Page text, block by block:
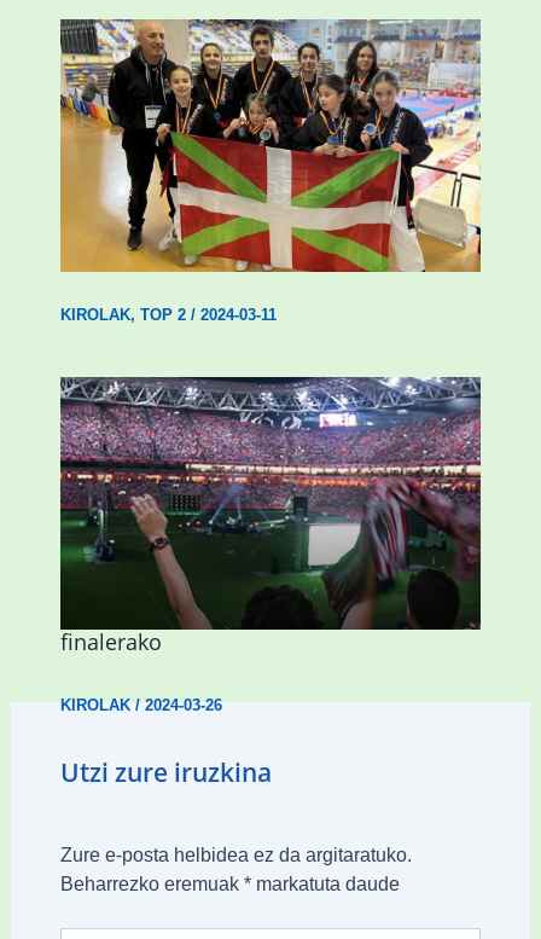
Wadokan garaile Espainiako txapelketan
14 dominarekin
KIROLAK, TOP 2/ 2024-03-11
Abadiñok eta Ermuak ere pantaila
erraldoiak jarriko dituzte Kopako
finalerako
KIROLAK/2024-03-26
Utzi zure iruzkina
Zure e-posta helbidea ez da argitaratuko.
Beharrezko eremuak *markatuta daude